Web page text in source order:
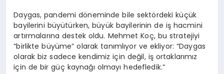
Daygas, pandemi döneminde bile sektördeki küçük
bayilerini büyütürken, büyük bayilerinin de iş hacmini
artırmalarına destek oldu. Mehmet Koç, bu stratejiyi
“birlikte büyüme” olarak tanımlıyor ve ekliyor: “Daygas
olarak biz sadece kendimiz için değil, iş ortaklarımız
için de bir güç kaynağı olmayı hedefledik.”